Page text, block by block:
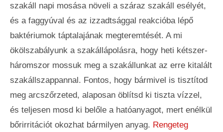
szakáll napi mosása növeli a száraz szakáll esélyét,
és a faggyúval és az izzadtsággal reakcióba lépő
baktériumok táptalajának megteremtését. A mi
ökölszabályunk a szakállápolásra, hogy heti kétszer-
háromszor mossuk meg a szakállunkat az erre kitalált
szakállszappannal. Fontos, hogy bármivel is tisztítod
meg arcszőrzeted, alaposan öblítsd ki tiszta vízzel,
és teljesen mosd ki belőle a hatóanyagot, mert enélkül
bőrirritációt okozhat bármilyen anyag. Rengeteg